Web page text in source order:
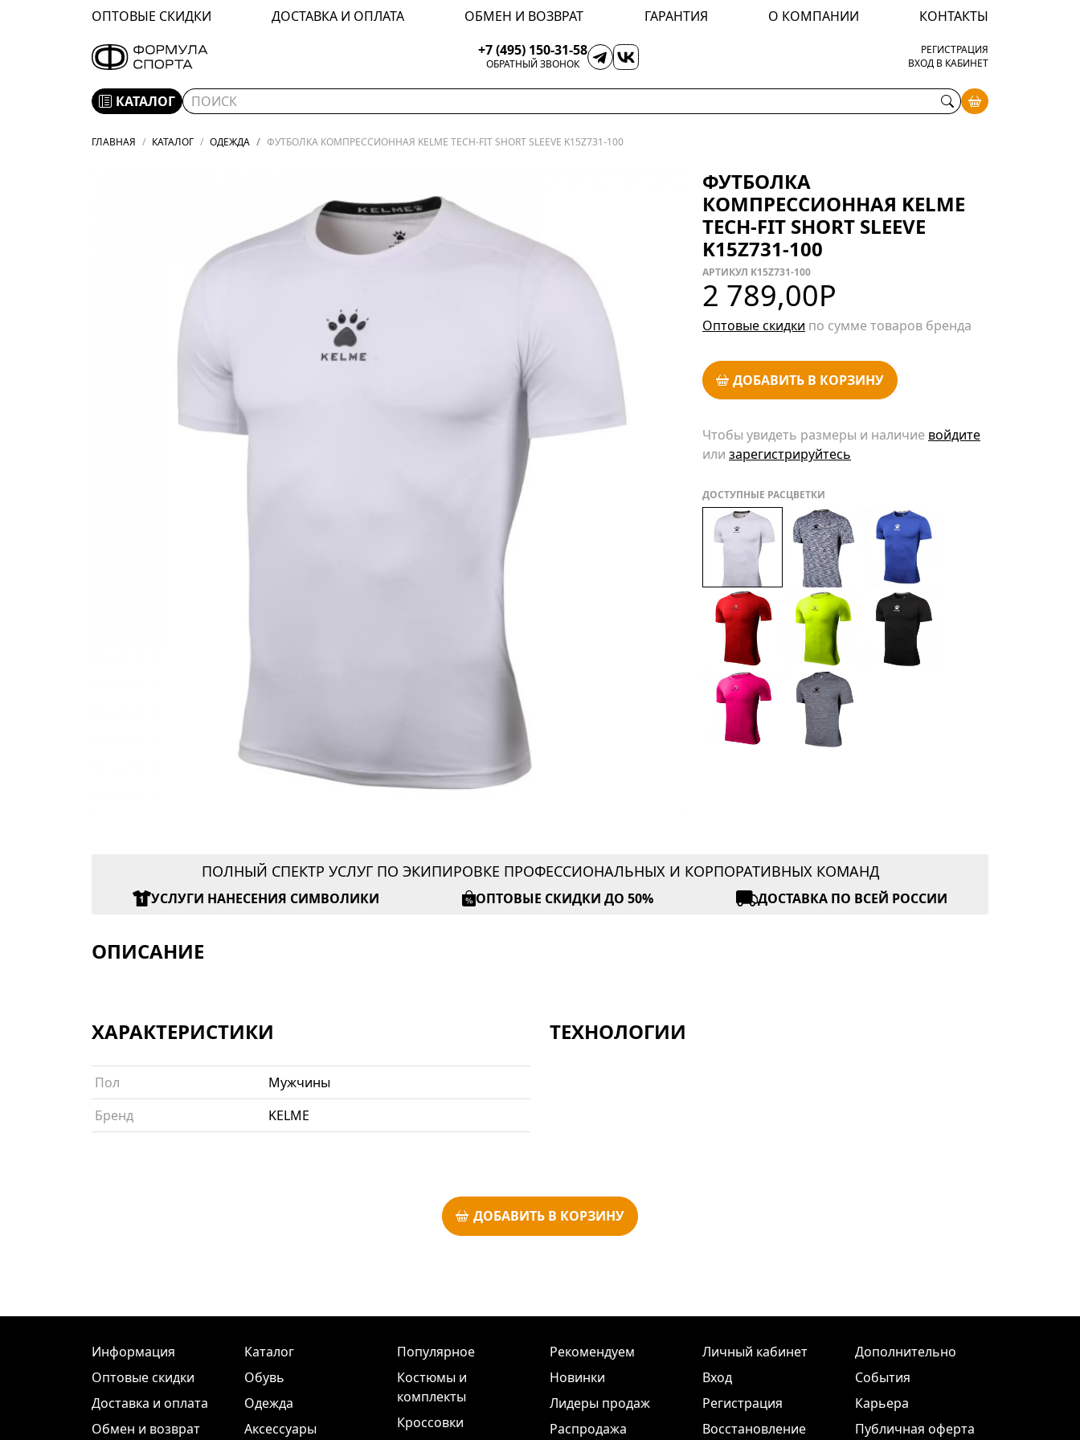
ОПТОВЫЕ СКИДКИ ДОСТАВКА И ОПЛАТА ОБМЕН И ВОЗВРАТ ГАРАНТИЯ О КОМПАНИИ
КОНТАКТЫ
+7 (495) 150-31-58
ОБРАТНЫЙ ЗВОНОК
РЕГИСТРАЦИЯ
ВХОД В КАБИНЕТ
КАТАЛОГ
ГЛАВНАЯ КАТАЛОГ ОДЕЖДА ФУТБОЛКА КОМПРЕССИОННАЯ KELME TECH-FIT SHORT SLEEVE K15Z731-100
ФУТБОЛКА
КОМПРЕССИОННАЯ KELME
TECH-FIT SHORT SLEEVE
K15Z731-100
АРТИКУЛ K15Z731-100
2 789,00Р
Оптовые скидки по сумме товаров бренда
ДОБАВИТЬ В КОРЗИНУ
Чтобы увидеть размеры и наличие войдите
или зарегистрируйтесь
ДОСТУПНЫЕ РАСЦВЕТКИ
ПОЛНЫЙ СПЕКТР УСЛУГ ПО ЭКИПИРОВКЕ ПРОФЕССИОНАЛЬНЫХ И КОРПОРАТИВНЫХ КОМАНД
УСЛУГИ НАНЕСЕНИЯ СИМВОЛИКИ ОПТОВЫЕ СКИДКИ ДО 50% ДОСТАВКА ПО ВСЕЙ РОССИИ
ОПИСАНИЕ
ХАРАКТЕРИСТИКИ
Пол
Мужчины
Бренд
KELME
ТЕХНОЛОГИИ
ДОБАВИТЬ В КОРЗИНУ
Информация
Оптовые скидки
Доставка и оплата
Обмен и возврат
Каталог
Обувь
Одежда
Аксессуары
Популярное
Костюмы и
комплекты
Кроссовки
Рекомендуем
Новинки
Лидеры продаж
Распродажа
Личный кабинет
Вход
Регистрация
Восстановление
Дополнительно
События
Карьера
Публичная оферта